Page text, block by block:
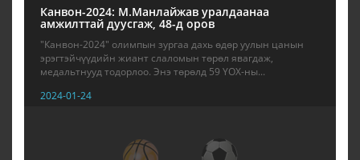
Канвон-2024: М.Манлайжав уралдаанаа
амжилттай дуусгаж, 48-д оров
"Канвон-2024" олимпын зургаа дахь өдөр уулын цанын
эрэгтэйчүүдийн жиант слаломын төрөл явагдаж,
медальтнууд тодорлоо. Энэ төрөлд 59 ҮОХ-ны...
2024-01-24